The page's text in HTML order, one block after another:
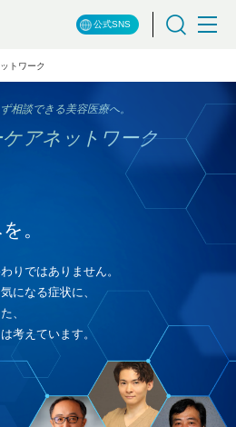
公式SNS
トワーク
相談できる美容医療へ。
アネットワーク
。
りではありません。
になる症状に、
、
考えています。